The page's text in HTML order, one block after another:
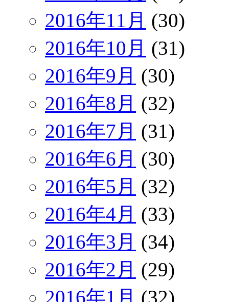
2016年11月 (30)
2016年10月 (31)
2016年9月 (30)
2016年8月 (32)
2016年7月 (31)
2016年6月 (30)
2016年5月 (32)
2016年4月 (33)
2016年3月 (34)
2016年2月 (29)
2016年1月 (32)